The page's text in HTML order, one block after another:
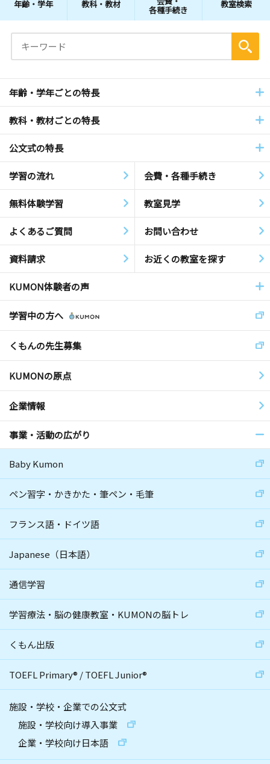
年齢・学年 教科・教材
各種手続き
教室検索
年齢・学年ごとの特長
教科・教材ごとの特長
公文式の特長
学習の流れ 会費・各種手続き
無料体験学習 教室見学
よくあるご質問 お問い合わせ
資料請求 お近くの教室を探す
KUMON体験者の声
学習中の方へ
くもんの先生募集
KUMONの原点
企業情報
事業・活動の広がり
Baby Kumon
ペン習字・かきかた・筆ペン・毛筆
フランス語・ドイツ語
Japanese（日本語）
通信学習
学習療法・脳の健康教室・KUMONの脳トレ
くもん出版
TOEFL Primary® /TOEFL Junior®
施設・学校・企業での公文式
施設・学校向け導入事業
企業・学校向け日本語